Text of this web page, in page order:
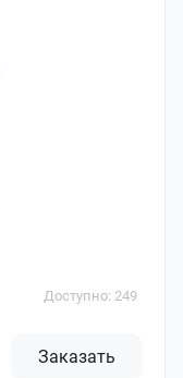
Доступно: 249
Заказать